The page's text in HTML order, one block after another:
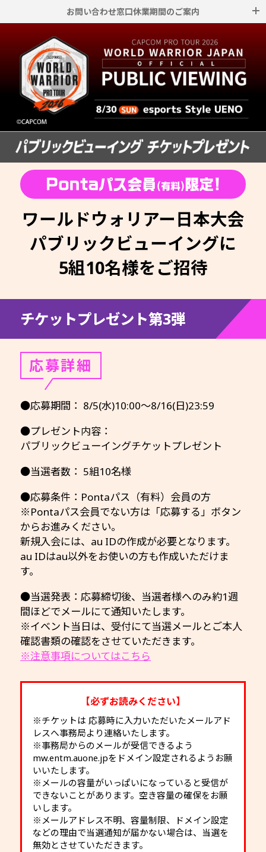
お問い合わせ窓口休業期間のご案内
いたします。
大変ご不便をおかけしますが、ご了承くださいますようお願いいたします。
◆休業期間
8月10日(月)～8月16日(日)
※8月10日以前のお問い合わせにつきましても、8月17日以降の回答となる場合
がございます。
ワールドウォリアー日本大会
パブリックビューイングに
5組10名様をご招待
チケットプレゼント第3弾
応募詳細
●応募期間： 8/5(水)10:00～8/16(日)23:59
●プレゼント内容：
パブリックビューイングチケットプレゼント
●当選者数： 5組10名様
●応募条件：Pontaパス（有料）会員の方
※Pontaパス会員でない方は「応募する」ボタン
からお進みください。
新規入会には、au IDの作成が必要となります。
au IDはau以外をお使いの方も作成いただけま
す。
●当選発表：応募締切後、当選者様へのみ約1週
間ほどでメールにて通知いたします。
※イベント当日は、受付にて当選メールとご本人
確認書類の確認をさせていただきます。
※注意事項についてはこちら
【必ずお読みください】
※チケットは 応募時に入力いただいたメールアド
レスへ事務局より連絡いたします。
※事務局からのメールが受信できるよう
mw.entm.auone.jpをドメイン設定されるようお願
いいたします。
※メールの容量がいっぱいになっていると受信が
できないことがあります。空き容量の確保をお願
いします。
※メールアドレス不明、容量制限、ドメイン設定
などの理由で当選通知が届かない場合は、当選を
無効とさせていただきます。